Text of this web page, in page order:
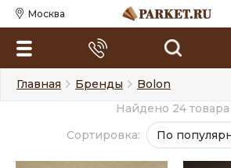
Москва
Главная Бренды
Bolon
Найдено 24 товара
Сортировка:
По